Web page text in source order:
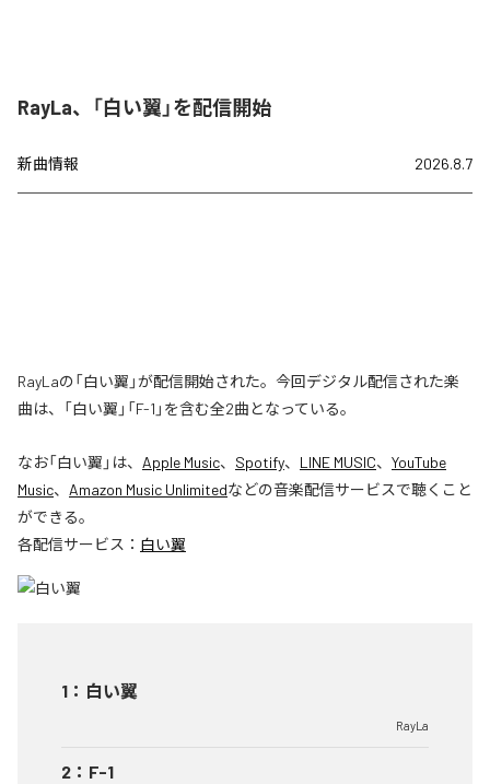
RayLa、「白い翼」を配信開始
新曲情報 2026.8.7
RayLaの「白い翼」が配信開始された。今回デジタル配信された楽
曲は、「白い翼」「F-1」を含む全2曲となっている。
なお「白い翼 」は、 Apple Music、 Spotify、 LINE MUSIC、 YouTube
Music、 Amazon Music Unlimitedなどの音楽配信サービスで聴くこと
ができる。
各配信サービス： 白い翼
1 ： 白い翼
RayLa
2 ： F-1